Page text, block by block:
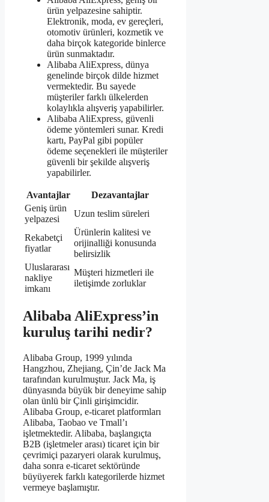
ürün yelpazesine sahiptir.
Elektronik, moda, ev gereçleri,
otomotiv ürünleri, kozmetik ve
daha birçok kategoride binlerce
ürün sunmaktadır.
Alibaba AliExpress, dünya
genelinde birçok dilde hizmet
vermektedir. Bu sayede
müşteriler farklı ülkelerden
kolaylıkla alışveriş yapabilirler.
Alibaba AliExpress, güvenli
ödeme yöntemleri sunar. Kredi
kartı, PayPal gibi popüler
ödeme seçenekleri ile müşteriler
güvenli bir şekilde alışveriş
yapabilirler.
Avantajlar
Dezavantajlar
Geniş ürün
yelpazesi
Uzun teslim süreleri
Rekabetçi
fiyatlar
Ürünlerin kalitesi ve
orijinalliği konusunda
belirsizlik
Uluslararası
nakliye
imkanı
Müşteri hizmetleri ile
iletişimde zorluklar
Alibaba AliExpress’in
kuruluş tarihi nedir?
Alibaba Group, 1999 yılında
Hangzhou, Zhejiang, Çin’de Jack Ma
tarafından kurulmuştur. Jack Ma, iş
dünyasında büyük bir deneyime sahip
olan ünlü bir Çinli girişimcidir.
Alibaba Group, e-ticaret platformları
Alibaba, Taobao ve Tmall’ı
işletmektedir. Alibaba, başlangıçta
B2B (işletmeler arası) ticaret için bir
çevrimiçi pazaryeri olarak kurulmuş,
daha sonra e-ticaret sektöründe
büyüyerek farklı kategorilerde hizmet
vermeye başlamıştır.